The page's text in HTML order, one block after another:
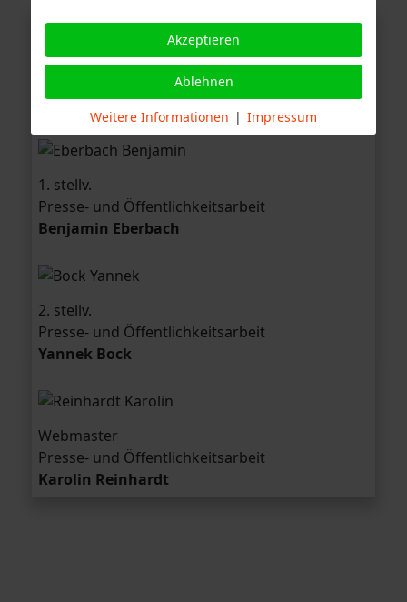
Leiter
Presse- und Öffentlichkeits­
arbeit
Christian Hoffmann
1. stellv.
arbeit
Leiter
Presse- und Öffentlichkeits­arbeit
Christian Hoffmann
1. stellv.
Presse- und Öffentlichkeits­arbeit
Benjamin Eberbach
2. stellv.
Presse- und Öffentlichkeits­arbeit
Yannek Bock
Webmaster
Presse- und Öffentlichkeits­arbeit
Karolin Reinhardt
Akzeptieren
Ablehnen
Weitere Informationen | Impressum